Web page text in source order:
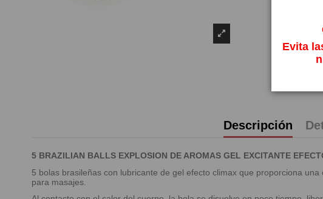
Descripción
5 BRAZILIAN BALLS EXPLOSION DE AROMAS GEL EXCITANTE
5 bolas brasileñas con lubricante de gel efecto climax que proporciona
para masajes.
Evita